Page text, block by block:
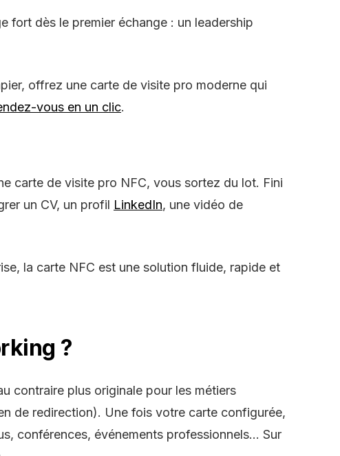
fort dès le premier échange : un leadership
offrez une carte de visite pro moderne qui
vous en un clic.
carte de visite pro NFC, vous sortez du lot. Fini
un CV, un profil LinkedIn, une vidéo de
la carte NFC est une solution fluide, rapide et
?
contraire plus originale pour les métiers
de redirection). Une fois votre carte configurée,
conférences, événements professionnels… Sur